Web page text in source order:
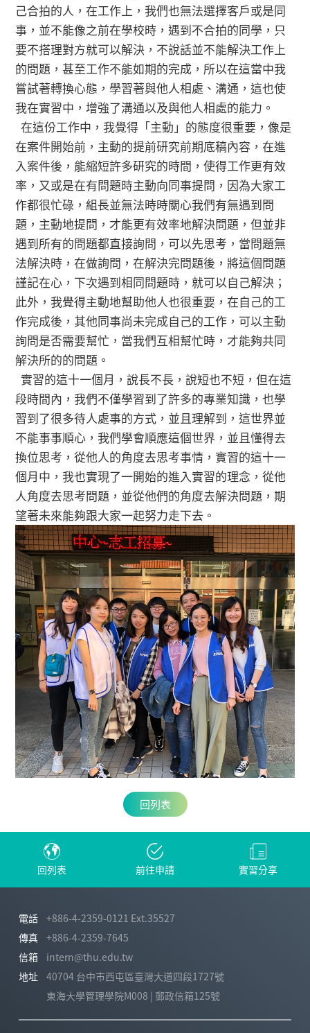
己合拍的人，在工作上，我們也無法選擇客戶或是同
事，並不能像之前在學校時，遇到不合拍的同學，只
要不搭理對方就可以解決，不說話並不能解決工作上
的問題，甚至工作不能如期的完成，所以在這當中我
嘗試著轉換心態，學習著與他人相處、溝通，這也使
我在實習中，增強了溝通以及與他人相處的能力。
在這份工作中，我覺得「主動」的態度很重要，像是
在案件開始前，主動的提前研究前期底稿內容，在進
入案件後，能縮短許多研究的時間，使得工作更有效
率，又或是在有問題時主動向同事提問，因為大家工
作都很忙碌，組長並無法時時關心我們有無遇到問
題，主動地提問，才能更有效率地解決問題，但並非
遇到所有的問題都直接詢問，可以先思考，當問題無
法解決時，在做詢問，在解決完問題後，將這個問題
謹記在心，下次遇到相同問題時，就可以自己解決；
此外，我覺得主動地幫助他人也很重要，在自己的工
作完成後，其他同事尚未完成自己的工作，可以主動
詢問是否需要幫忙，當我們互相幫忙時，才能夠共同
解決所的的問題。
實習的這十一個月，說長不長，說短也不短，但在這
段時間內，我們不僅學習到了許多的專業知識，也學
習到了很多待人處事的方式，並且理解到，這世界並
不能事事順心，我們學會順應這個世界，並且懂得去
換位思考，從他人的角度去思考事情，實習的這十一
個月中，我也實現了一開始的進入實習的理念，從他
人角度去思考問題，並從他們的角度去解決問題，期
望著未來能夠跟大家一起努力走下去。
回列表
回列表 前往申請 實習分享
電話
+886-4-2359-0121 Ext.35527
傳真
+886-4-2359-7645
信箱
intern@thu.edu.tw
地址
40704 台中市西屯區臺灣大道四段1727號
東海大學管理學院M008 | 郵政信箱125號